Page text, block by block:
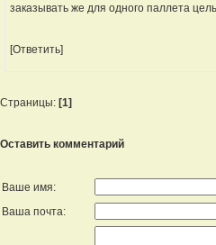
заказывать же для одного паллета
[Ответить]
Страницы: [1]
Оставить комментарий
Ваше имя:
Ваша почта: